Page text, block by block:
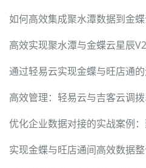
如何高效集成聚水潭数据到金
高效实现聚水潭与金蝶云星辰
通过轻易云实现金蝶与旺店通
高效管理：轻易云与吉客云调
实现金蝶与旺店通间高效数据